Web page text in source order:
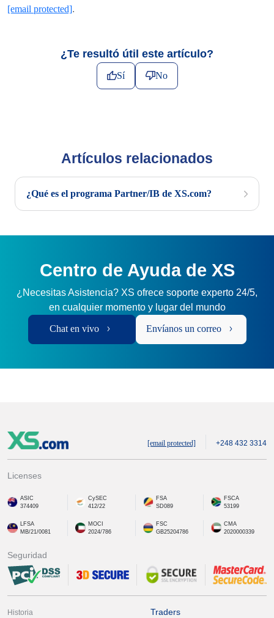
[email protected].
¿Te resultó útil este artículo?
Sí No
Artículos relacionados
¿Qué es el programa Partner/IB de XS.com?
Centro de Ayuda de XS
¿Necesitas Asistencia? XS ofrece soporte experto 24/5,
en cualquier momento y lugar del mundo
Chat en vivo Envíanos un correo
[email protected] +248 432 3314
Licenses
ASIC
374409
CySEC
412/22
FSA
SD089
FSCA
53199
LFSA
MB/21/0081
MOCI
2024/786
FSC
GB25204786
CMA
2020000339
Seguridad
Historia Traders